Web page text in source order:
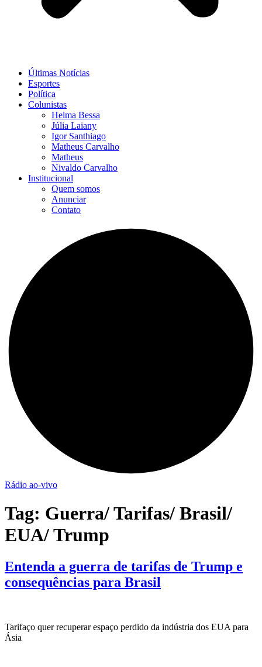
Últimas Notícias
Esportes
Política
Colunistas
Helma Bessa
Júlia Laiany
Igor Santhiago
Matheus Carvalho
Matheus
Nivaldo Carvalho
Institucional
Quem somos
Anunciar
Contato
Rádio ao-vivo
Tag: Guerra/ Tarifas/ Brasil/
EUA/ Trump
Entenda a guerra de tarifas de Trump e
consequências para Brasil
Tarifaço quer recuperar espaço perdido da indústria dos EUA para
Ásia